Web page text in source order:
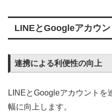
LINEとGoogleアカウ
連携による利便性の向上
LINEとGoogleアカウントを
幅に向上します。